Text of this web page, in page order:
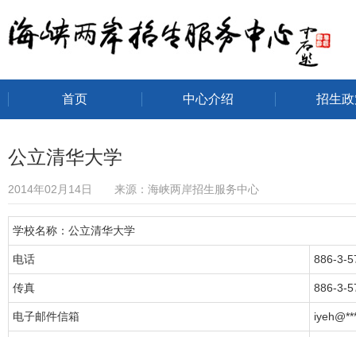
海峡两岸招生服务中心
首页 中心介绍 招生
公立清华大学
2014年02月14日 来源：海峡两岸招生服务中心
学校名称：公立清华大学
电话 886-3-
传真 886-3-
电子邮件信箱